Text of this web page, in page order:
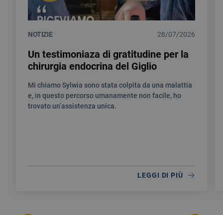
NOTIZIE 28/07/2026
Un testimoniaza di gratitudine per la
chirurgia endocrina del Giglio
Mi chiamo Sylwia sono stata colpita da una malattia
e, in questo percorso umanamente non facile, ho
trovato un’assistenza unica.
LEGGI DI PIÙ